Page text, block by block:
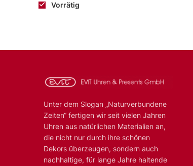
Vorrätig
Unter dem Slogan „Naturverbundene
Zeiten“ fertigen wir seit vielen Jahren
Uhren aus natürlichen Materialien an,
die nicht nur durch ihre schönen
Dekors überzeugen, sondern auch
nachhaltige, für lange Jahre haltende